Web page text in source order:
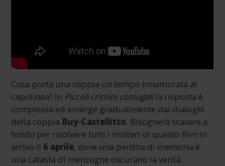
Cosa porta una coppia un tempo innamorata al
capolinea? In Piccoli crimini coniugalila risposta è
complessa ed emerge gradualmente dai dialoghi
della coppia Buy-Castellitto. Bisognerà scavare a
fondo per risolvere tutti i misteri di questo film in
arrivo il 6 aprile, dove una perdita di memoria e
una catasta di menzogne oscurano la verità.